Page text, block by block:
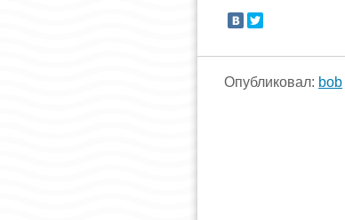
Опубликовал: bob